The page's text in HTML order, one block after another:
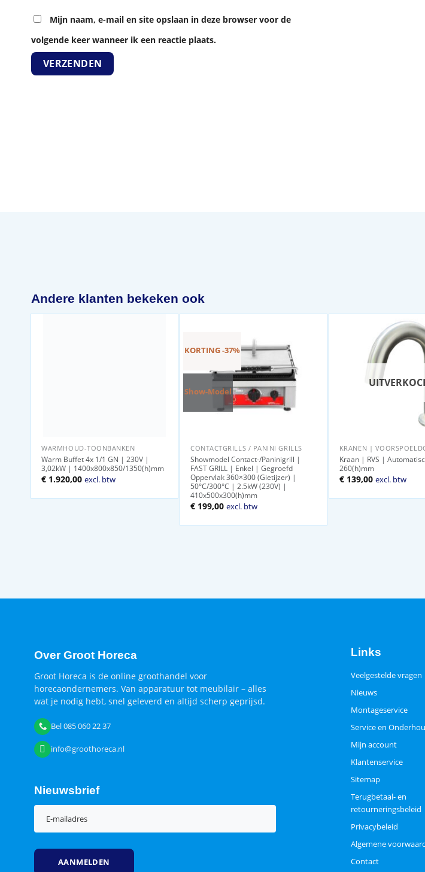
Mijn naam, e-mail en site opslaan in deze browser voor de
volgende keer wanneer ik een reactie plaats.
Andere klanten bekeken ook
WARMHOUD-TOONBANKEN
Warm Buffet 4x 1/1 GN | 230V |
3,02kW | 1400x800x850/1350(h)mm
€ 1.920,00 excl. btw
KORTING -37%
Show-Model
CONTACTGRILLS / PANINI GRILLS
Showmodel Contact-/Paninigrill |
FAST GRILL | Enkel | Gegroefd
Oppervlak 360×300 (Gietijzer) |
50°C/300°C | 2.5kW (230V) |
410x500x300(h)mm
Oorspronkelijke
was:
€ 199,00Huidige
is:
excl. btw
KRANEN |
Kraan | RVS |
260(h)mm
€139,00 excl. btw
Over Groot Horeca
Groot Horeca is de online groothandel voor
horecaondernemers. Van apparatuur tot meubilair – alles
wat je nodig hebt, snel geleverd en altijd scherp geprijsd.
Bel 085 060 22 37
info@groothoreca.nl
Nieuwsbrief
E-
mailadres(Vereist)
Links
Veelgestelde vragen
Nieuws
Montageservice
Service en
Mijn account
Klantenservice
Sitemap
Terugbetaal- en
retourneringsbeleid
Privacybeleid
Algemene
Contact